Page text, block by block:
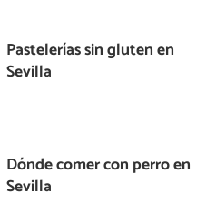
Pastelerías sin gluten en
Sevilla
Dónde comer con perro en
Sevilla